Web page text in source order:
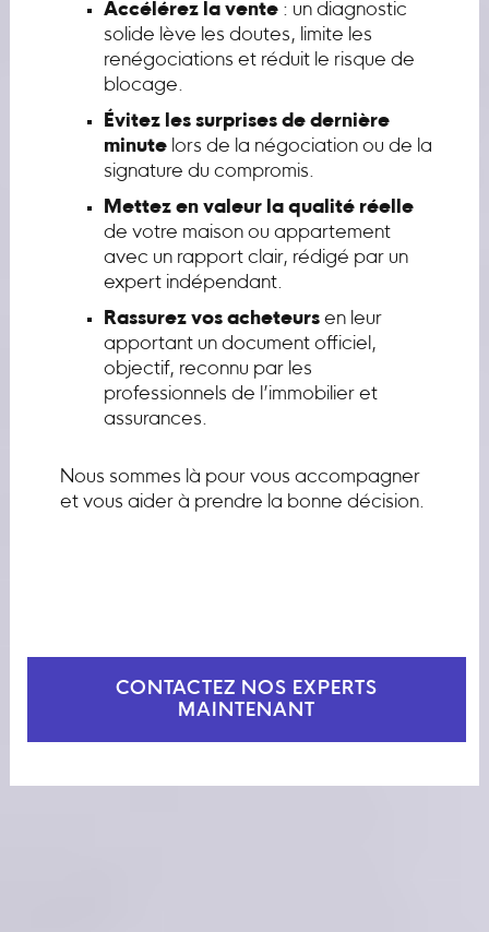
Accélérez la vente: un diagnostic
solide lève les doutes, limite les
renégociations et réduit le risque de
blocage.
Évitez les surprises de dernière
minutelors de la négociation ou de la
signature du compromis.
Mettez en valeur la qualité réelle
de votre maison ou appartement
avec un rapport clair, rédigé par un
expert indépendant.
Rassurez vos acheteursen leur
apportant un document officiel,
objectif, reconnu par les
professionnels de l’immobilier et
assurances.
Nous sommes là pour vous accompagner
et vous aider à prendre la bonne décision.
CONTACTEZ NOS EXPERTS
MAINTENANT